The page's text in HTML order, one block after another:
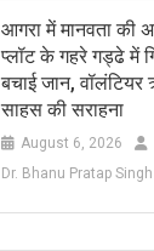
आगरा में मानवता की
प्लॉट के गहरे गड्ढे में
बचाई जान,
साहस की सराहना
August 6, 2026
Dr. Bhanu Pratap Singh